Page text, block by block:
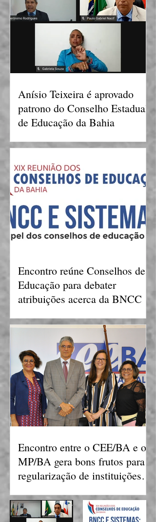
Anísio Teixeira é aprovado
patrono do Conselho Estadual
de Educação da Bahia
Encontro reúne Conselhos de
Educação para debater
atribuições acerca da BNCC
Encontro entre o CEE/BA e o
MP/BA gera bons frutos para
regularização de instituições